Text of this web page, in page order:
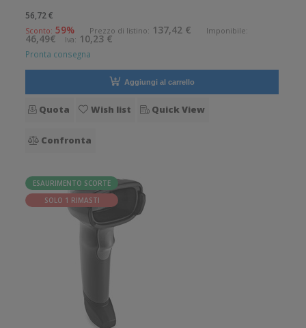
dei codici a barre. Angolo di scansione verticale: 1° Angolo di
sc
56,72 €
Sconto: 59% Prezzo di listino: 137,42 € Imponibile:
46,49€ Iva: 10,23 €
Pronta consegna
Aggiungi al carrello
Quota Wish list Quick View
Confronta
ESAURIMENTO SCORTE
SOLO 1 RIMASTI